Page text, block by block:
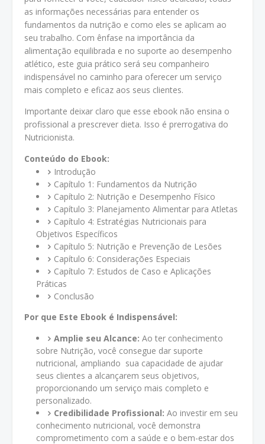
as informações necessárias para entender os
fundamentos da nutrição e como eles se aplicam ao
seu trabalho. Com ênfase na importância da
alimentação equilibrada e no suporte ao desempenho
atlético, este guia prático será seu companheiro
indispensável no caminho para oferecer um serviço
mais completo e eficaz aos seus clientes.
Importante deixar claro que esse ebook não ensina o
profissional a prescrever dieta. Isso é prerrogativa do
Nutricionista.
Conteúdo do Ebook:
Introdução
Capítulo 1: Fundamentos da Nutrição
Capítulo 2: Nutrição e Desempenho Físico
Capítulo 3: Planejamento Alimentar para Atletas
Capítulo 4: Estratégias Nutricionais para
Objetivos Específicos
Capítulo 5: Nutrição e Prevenção de Lesões
Capítulo 6: Considerações Especiais
Capítulo 7: Estudos de Caso e Aplicações
Práticas
Conclusão
Por que Este Ebook é Indispensável:
Amplie seu Alcance: Ao ter conhecimento
sobre Nutrição, você consegue dar suporte
nutricional, ampliando sua capacidade de ajudar
seus clientes a alcançarem seus objetivos,
proporcionando um serviço mais completo e
personalizado.
Credibilidade Profissional: Ao investir em seu
conhecimento nutricional, você demonstra
comprometimento com a saúde e o bem-estar dos